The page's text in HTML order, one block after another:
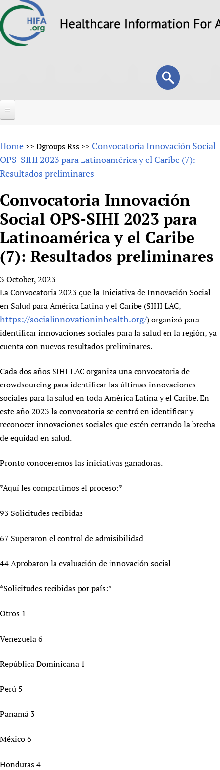
to
Search
form
Search
About
Overview
Why HIFA is needed
Vision and Strategy
HIFA, Universal Health Coverage and Human Rights
HIFA in Official Relations with WHO
Achievements
Testimonials
HIFA Voices database
HIFA & global health CoPs
Publications
Forums
HIFA (Healthcare Information For All)
How to use the HIFA forums
CHIFA (child health and rights)
HIFA-French
HIFA-Portuguese
HIFA-Spanish
HIFA-Zambia 2011-2024
Projects
New! SPOTLIGHTS
Evidence-informed policy
mHealth
Open access
Substance use disorders
*Sponsorship opportunities
Citizens, Parents and Children
Evidence-Informed Policy and Practice
Library and Information Services
Multilingualism
Prescribers and users of medicines
Evaluating Impact
Mobile HIFA (mHIFA)
*Completed projects
Access to Health Research
Astana Declaration+
COVID-19
Essential Health Services and COVID-19
Family Planning
Health Partnerships
Learning for Quality Health Services
People
Country representatives
Main Steering Group
Members
Partnerships and Projects
Social Media Working Group
Staff
Support
Collaborate
Contact us
Donate
HIFA Appeal
How you can help
Link to us
Supporting Organisations
List view
News
News
Forum Messages
Join
Join HIFA
Join CHIFA (child health and rights)
Rejoignez HIFA-Français
Únase a HIFA-Español
Home >> Dgroups Rss >> Convocatoria Innovación Social
OPS-SIHI 2023 para Latinoamérica y el Caribe (7):
Resultados preliminares
Convocatoria Innovación
Social OPS-SIHI 2023 para
Latinoamérica y el Caribe
(7): Resultados preliminares
3 October, 2023
La Convocatoria 2023 que la Iniciativa de Innovación Social
en Salud para América Latina y el Caribe (SIHI LAC,
https://socialinnovationinhealth.org/) organizó para
identificar innovaciones sociales para la salud en la región, ya
cuenta con nuevos resultados preliminares.
Cada dos años SIHI LAC organiza una convocatoria de
crowdsourcing para identificar las últimas innovaciones
sociales para la salud en toda América Latina y el Caribe. En
este año 2023 la convocatoria se centró en identificar y
reconocer innovaciones sociales que estén cerrando la brecha
de equidad en salud.
Pronto conoceremos las iniciativas ganadoras.
*Aquí les compartimos el proceso:*
93 Solicitudes recibidas
67 Superaron el control de admisibilidad
44 Aprobaron la evaluación de innovación social
*Solicitudes recibidas por país:*
Otros 1
Venezuela 6
República Dominicana 1
Perú 5
Panamá 3
México 6
Honduras 4